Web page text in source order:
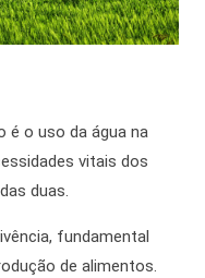
é o uso da água na
vitais dos
duas.
fundamental
de alimentos.